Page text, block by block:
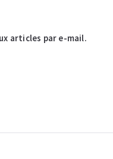
articles par e-mail.